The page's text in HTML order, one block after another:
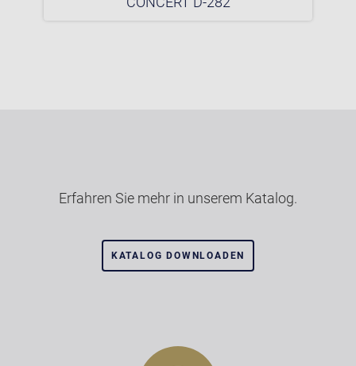
Erfahren Sie mehr in unserem Katalog.
KATALOG DOWNLOADEN